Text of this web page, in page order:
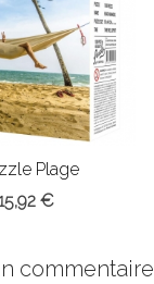
Plage
€
commentaire